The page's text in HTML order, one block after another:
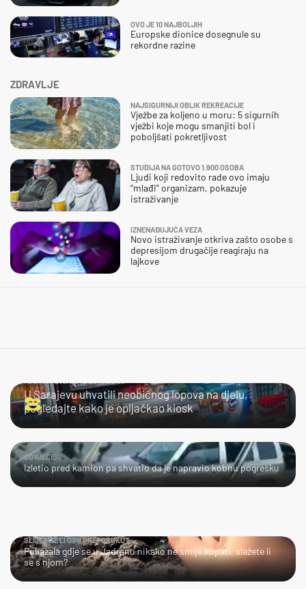
ZDRAVLJE
NAJSIGURNIJI OBLIK REKREACIJE
Vježbe za koljeno u moru: 5 sigurnih
vježbi koje mogu smanjiti bol i
poboljšati pokretljivost
STUDIJA NA GOTOVO 1.900 OSOBA
Ljudi koji redovito rade ovo imaju
“mlađi” organizam, pokazuje
istraživanje
IZNENAĐUJUĆA VEZA
Novo istraživanje otkriva zašto osobe s
depresijom drugačije reagiraju na
lajkove
OVO JE 10 NAJBOLJIH
Europske dionice dosegnule su
rekordne razine
U Sarajevu uhvatili neobičnog lopova na djelu,
pogledajte kako je opljačkao kiosk
ČOVJEČE...
Izletio pred kamion pa shvatio da je napravio kobnu pogrešku
SLIJEDITE LI OVU PREPORUKU?
Pokazala gdje se u Jadranu nikako ne smije kupati, slažete li
se s njom?